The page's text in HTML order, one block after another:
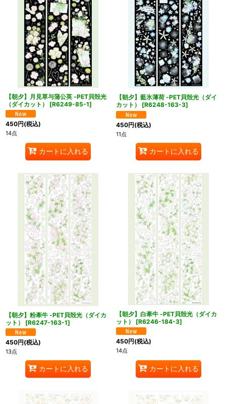
【朝夕】月見草与蒲公英 -PET貝殻光
（ダイカット）
[R6249-85-1]
450円(税込)
14点
カートに入れる
【朝夕】藍氷薄荷 -PET貝殻光（ダイ
カット）
[R6248-163-3]
450円(税込)
11点
カートに入れる
【朝夕】粉牽牛 -PET貝殻光（ダイカ
ット）
[R6247-163-1]
450円(税込)
13点
カートに入れる
【朝夕】白牽牛 -PET貝殻光（ダイカ
ット）
[R6246-184-3]
450円(税込)
14点
カートに入れる